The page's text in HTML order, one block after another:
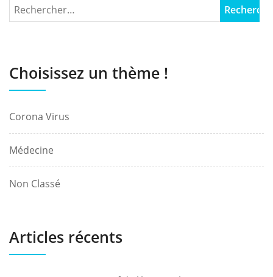
Choisissez un thème !
Corona Virus
Médecine
Non Classé
Articles récents